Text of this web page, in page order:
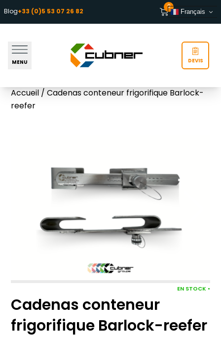
Aller au contenu
Blog+33 (0)5 53 07 26 82
0
Français
MENU DEVIS
Accueil/ Cadenas conteneur frigorifique Barlock-
reefer
EN STOCK •
Cadenas conteneur
frigorifique Barlock-reefer